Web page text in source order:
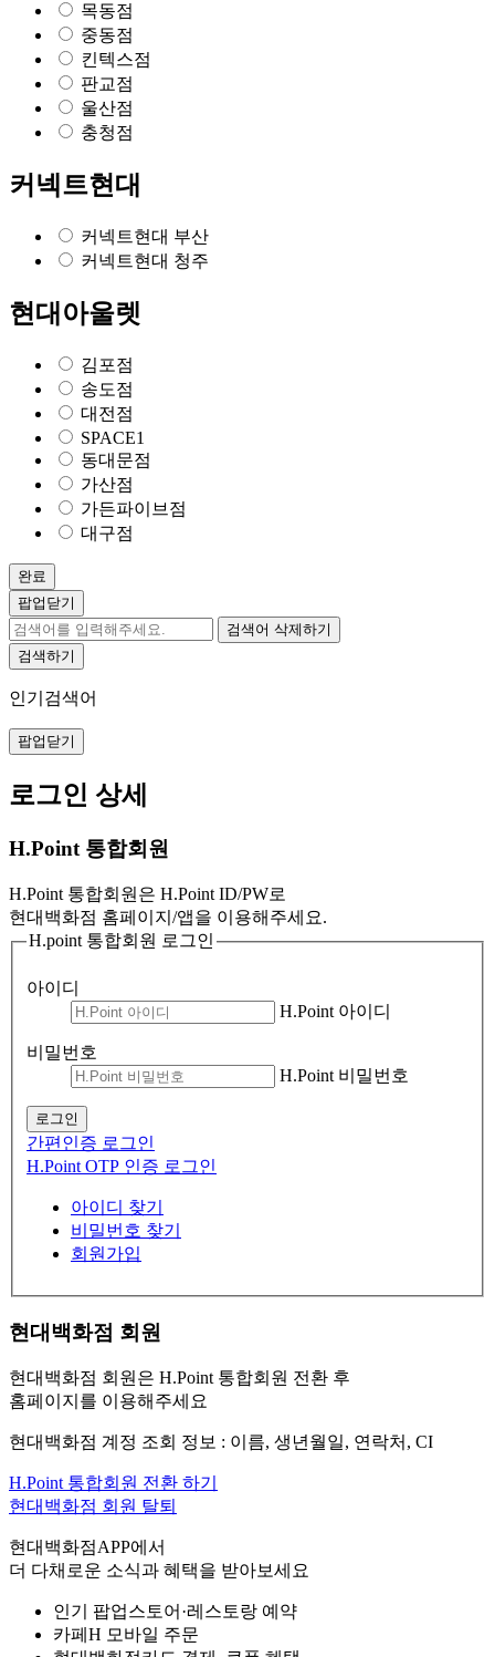
목동점
중동점
킨텍스점
판교점
울산점
충청점
커넥트현대
커넥트현대 부산
커넥트현대 청주
현대아울렛
김포점
송도점
대전점
SPACE1
동대문점
가산점
가든파이브점
대구점
완료
팝업닫기
검색어 삭제하기
검색하기
인기검색어
팝업닫기
로그인 상세
H.Point 통합회원
H.Point 통합회원은 H.Point ID/PW로
현대백화점 홈페이지/앱을 이용해주세요.
H.point 통합회원 로그인
아이디
H.Point 아이디
비밀번호
H.Point 비밀번호
로그인
간편인증 로그인
H.Point OTP 인증 로그인
아이디 찾기
비밀번호 찾기
회원가입
현대백화점 회원
현대백화점 회원은 H.Point 통합회원 전환 후
홈페이지를 이용해주세요
현대백화점 계정 조회 정보 : 이름, 생년월일, 연락처, CI
H.Point 통합회원 전환 하기
현대백화점 회원 탈퇴
현대백화점APP에서
더 다채로운 소식과 혜택을 받아보세요
인기 팝업스토어·레스토랑 예약
카페H 모바일 주문